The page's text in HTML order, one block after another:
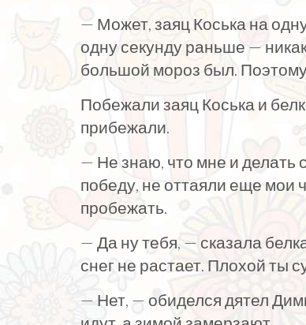
— Может, заяц Коська на
одну секунду раньше —
большой мороз был.
Побежали заяц Коська и
прибежали.
— Не знаю, что мне и делать
победу, не оттаяли еще мои
пробежать.
— Да ну тебя, — сказала
снег не растает. Плохой ты
— Нет, — обиделся дятел